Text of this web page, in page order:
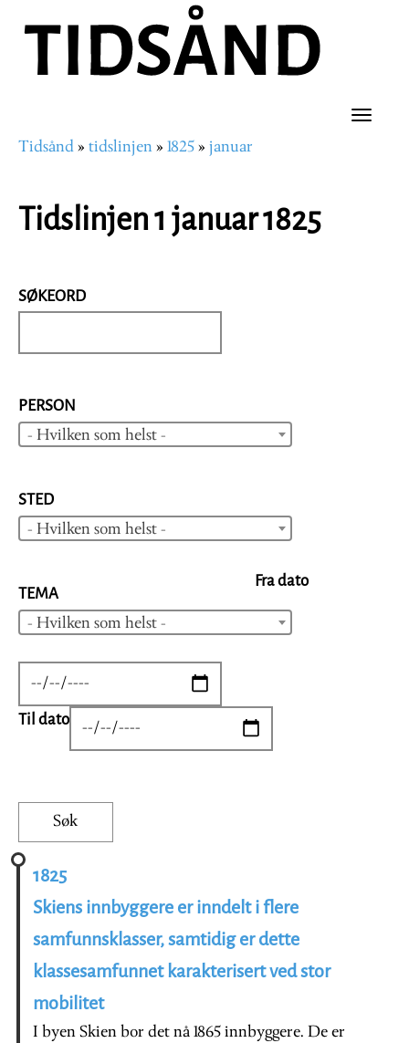
hovedinnhold
Toggle
Navigasjonssti
Tidsånd tidslinjen 1825 januar
Tidslinjen 1 januar 1825
SØKEORD
PERSON
- Hvilken som helst -
STED
- Hvilken som helst -
TEMA
- Hvilken som helst -
Fra dato
DATE
Til dato DATE
1825
Skiens innbyggere er inndelt i flere
samfunnsklasser, samtidig er dette
klassesamfunnet karakterisert ved stor
mobilitet
I byen Skien bor det nå 1865 innbyggere. De er